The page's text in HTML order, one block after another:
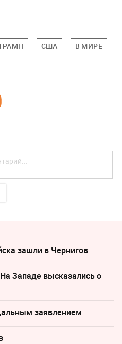
США В МИРЕ
зашли в Чернигов
Западе высказались о
заявлением